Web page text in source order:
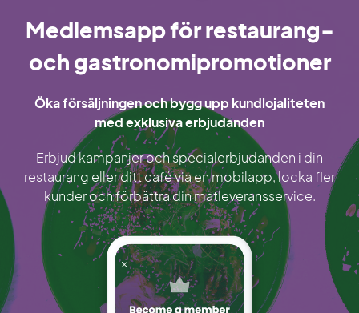
Medlemsapp för restaurang-
och gastronomipromotioner
Öka försäljningen och bygg upp kundlojaliteten
med exklusiva erbjudanden
Erbjud kampanjer och specialerbjudanden i din
restaurang eller ditt café via en mobilapp, locka fler
kunder och förbättra din matleveransservice.